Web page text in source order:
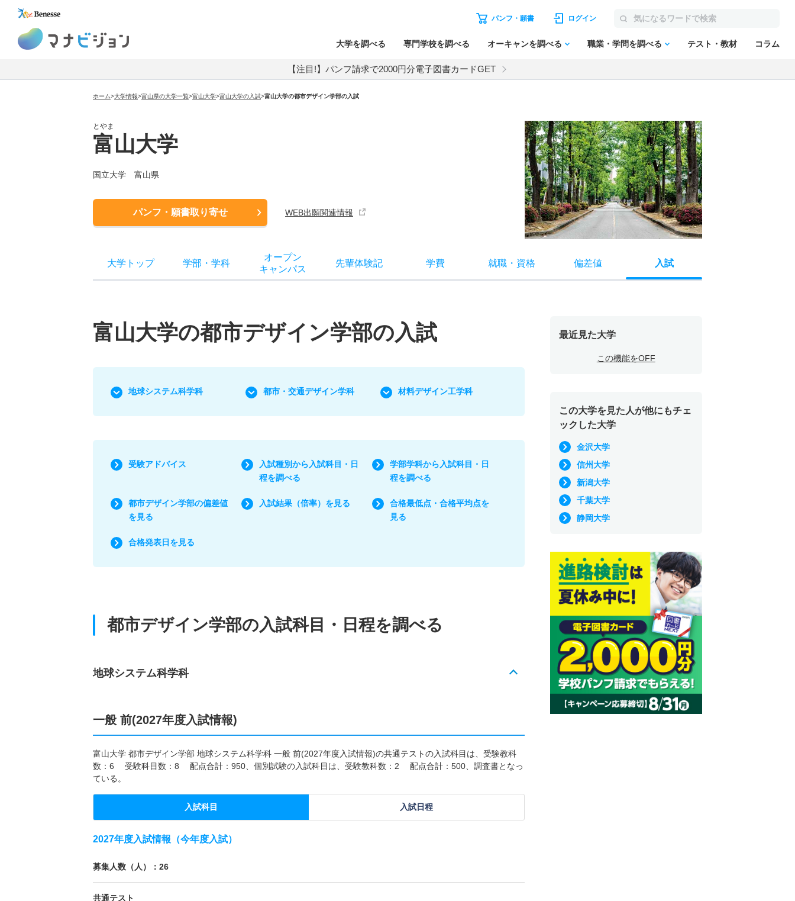
パンフ・願書 ログイン
大学を調べる 専門学校を調べる オーキャンを調べる 職業・学問を調べる テスト・教材 コラム
【注目!】パンフ請求で2000円分電子図書カードGET
ホーム>大学情報>富山県の大学一覧>富山大学>富山大学の入試>富山大学の都市デザイン学部の入試
とやま
富山大学
国立大学 富山県
パンフ・願書取り寄せ WEB出願関連情報
大学トップ 学部 ・ 学科
オープン
キャンパス
先輩体験記 学費 就職・ 資格 偏差値 入試
富山大学の都市デザイン学部の入試
地球システム科学科 都市・交通デザイン学科 材料デザイン工学科
受験アドバイス
入試種別から入試科目・日
程を調べる
学部学科から入試科目・日
程を調べる
都市デザイン学部の偏差値
を見る
入試結果（倍率）を見る
合格最低点・合格平均点を
見る
合格発表日を見る
都市デザイン学部の入試科目・日程を調べる
地球システム科学科
一般 前(2027年度入試情報)
富山大学 都市デザイン学部 地球システム科学科 一般 前(2027年度入試情報)の共通テストの入試科目は、受験教科
数：6 受験科目数：8 配点合計：950、個別試験の入試科目は、受験教科数：2 配点合計：500、調査書となっ
ている。
入試科目 入試日程
2027年度入試情報（今年度入試）
募集人数（人）：26
共通テスト
最近見た大学
この機能をOFF
この大学を見た人が他にもチェ
ックした大学
金沢大学
信州大学
新潟大学
千葉大学
静岡大学